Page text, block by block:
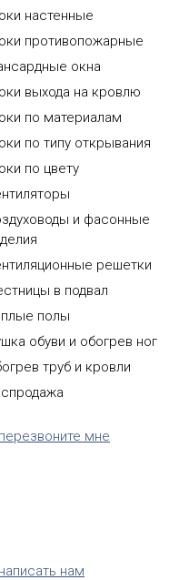
настенные
противопожарные
окна
выхода на кровлю
по материалам
по типу открывания
по цвету
и фасонные
решетки
в подвал
полы
обуви и обогрев ног
труб и кровли
перезвоните мне
написать нам